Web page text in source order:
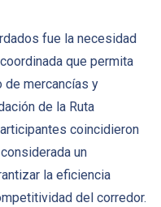
fue la necesidad
que permita
de mercancías y
de la Ruta
coincidieron
un
la eficiencia
del corredor.